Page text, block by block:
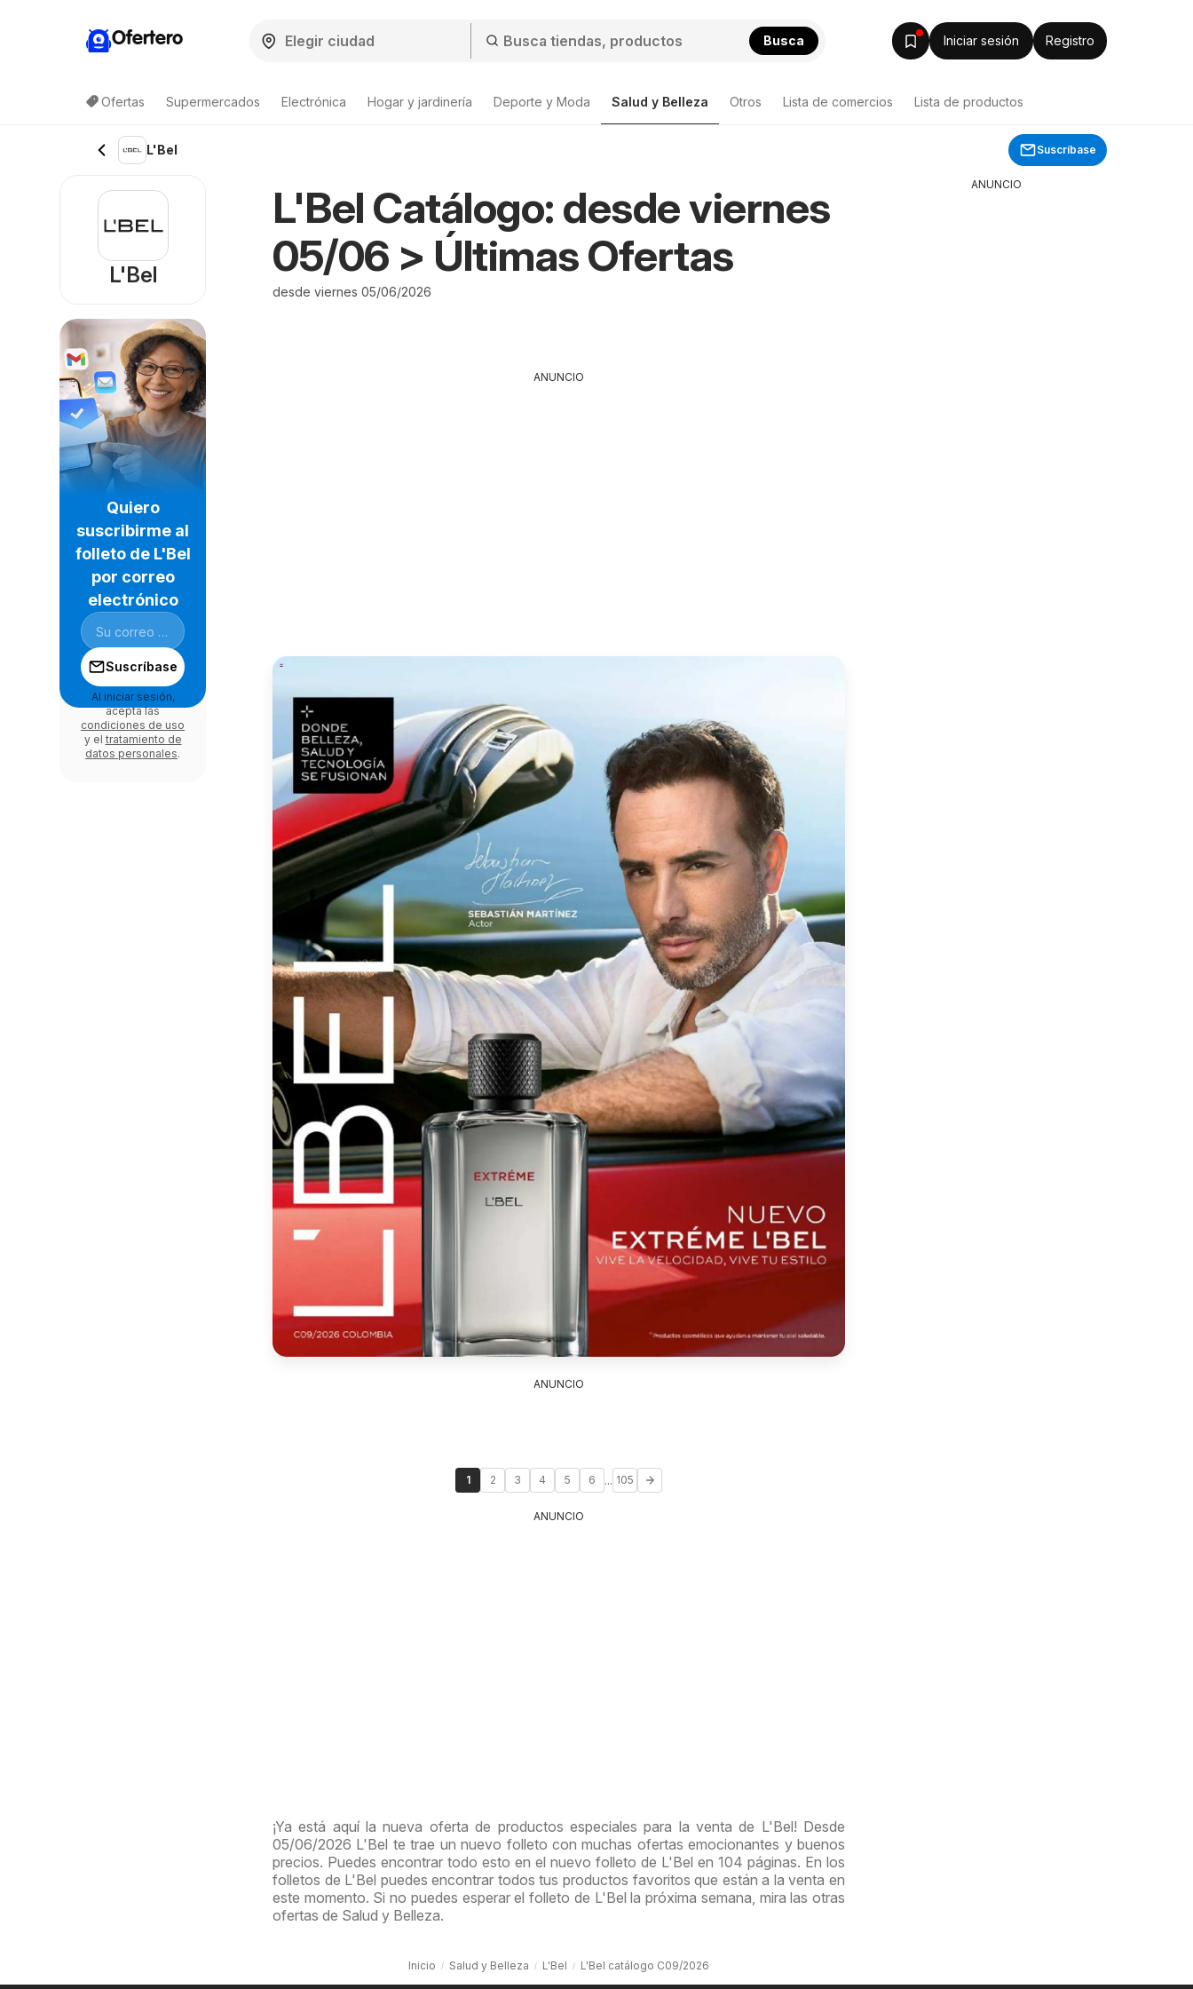
Ofertero Busca Iniciar sesión Registro
Ofertas Supermercados Electrónica Hogar y jardinería Deporte y Moda Salud y Belleza Otros Lista de comercios Lista de productos
L'Bel Suscríbase
L'Bel Catálogo: desde viernes
05/06 > Últimas Ofertas
desde viernes 05/06/2026
ANUNCIO
ANUNCIO
1 2 3 4 5 6 ... 105
ANUNCIO
¡Ya está aquí la nueva oferta de productos especiales para la venta de L'Bel! Desde
05/06/2026 L'Bel te trae un nuevo folleto con muchas ofertas emocionantes y buenos
precios. Puedes encontrar todo esto en el nuevo folleto de L'Bel en 104 páginas. En los
folletos de L'Bel puedes encontrar todos tus productos favoritos que están a la venta en
este momento. Si no puedes esperar el folleto de L'Bel la próxima semana, mira las otras
ofertas de Salud y Belleza.
Inicio Salud y Belleza L'Bel L'Bel catálogo C09/2026
L'Bel
Quiero
suscribirme al
folleto de L'Bel
por correo
electrónico
Suscríbase
Al iniciar sesión,
acepta las
condiciones de uso
y el tratamiento de
datos personales.
ANUNCIO